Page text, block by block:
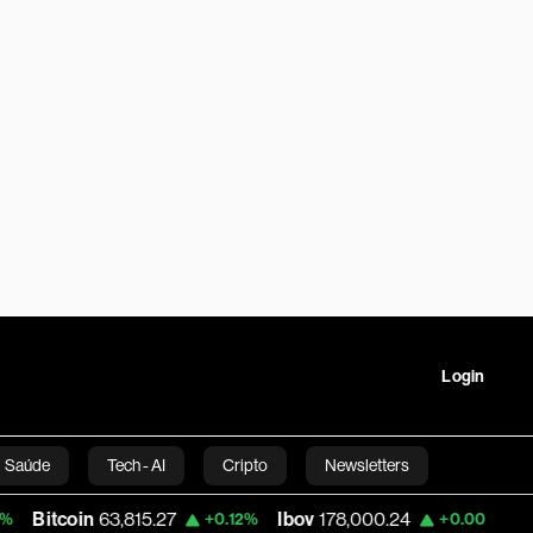
Login
Saúde Tech - AI Cripto Newsletters
Linha Executiva Opinião Vídeos
63,815.27 +0.12% Ibov 178,000.24 +0.00% Petrobras